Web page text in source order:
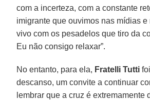
com a incerteza, com a constante
imigrante que ouvimos nas mídias e
vivo com os pesadelos que tiro da
Eu não consigo relaxar”.
No entanto, para ela, Fratelli Tutti
descanso, um convite a continuar
lembrar que a cruz é extremamente